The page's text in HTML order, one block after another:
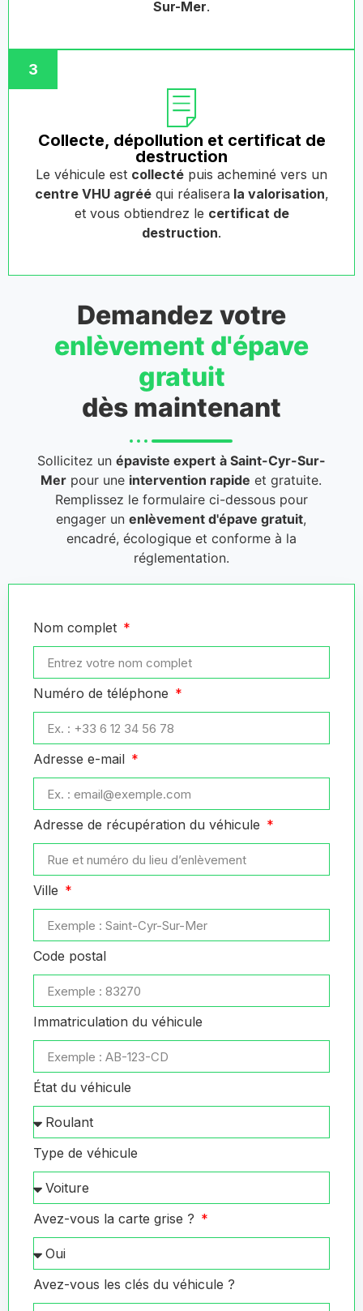
Sur-Mer.
3
Collecte, dépollution et certificat de
destruction
Le véhicule est collecté puis acheminé vers un
centre VHU agrééqui réalisera la valorisation,
et vous obtiendrez le certificat de
destruction.
Demandez votre
enlèvement d'épave
gratuit
dès maintenant
Sollicitez un épaviste expert à Saint-Cyr-Sur-
Mer pour une intervention rapide et gratuite.
Remplissez le formulaire ci-dessous pour
engager unenlèvement d'épave gratuit,
encadré, écologique et conforme à la
réglementation.
Nom complet
Numéro de téléphone
Adresse e-mail
Adresse de récupération du véhicule
Ville
Code postal
Immatriculation du véhicule
État du véhicule
Type de véhicule
Avez-vous la carte grise ?
Avez-vous les clés du véhicule ?